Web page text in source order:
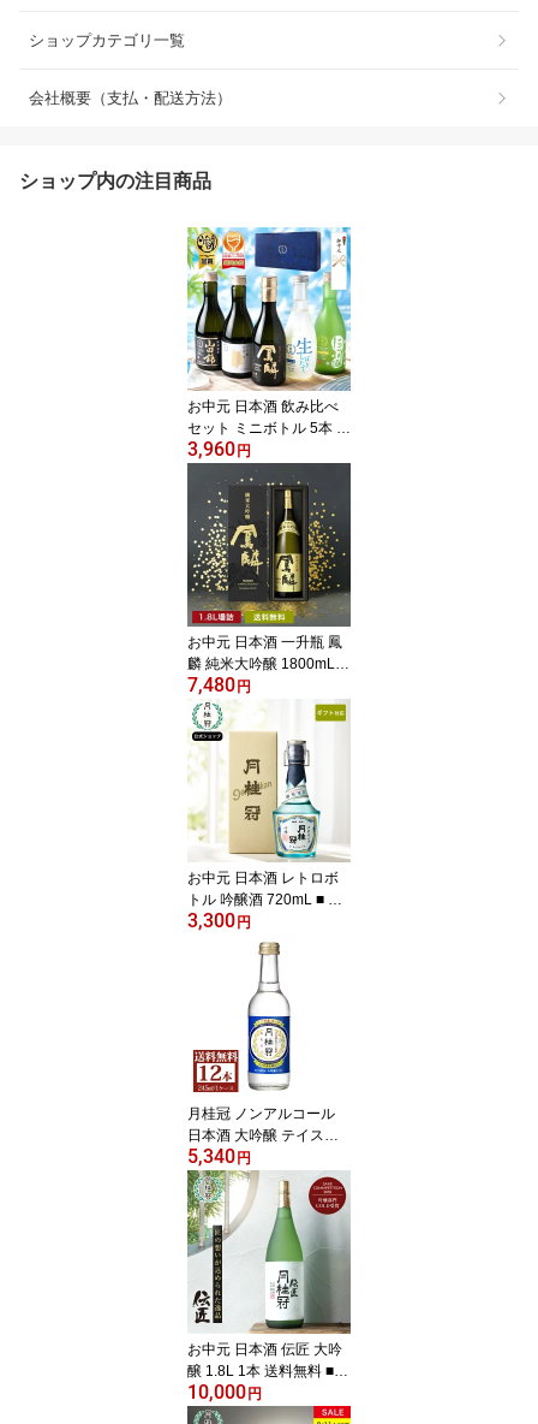
ショップカテゴリ一覧
会社概要（支払・配送方法）
ショップ内の注目商品
お中元 日本酒 飲み比べ
セット ミニボトル 5本 金
賞受賞 純米大吟醸 厳選 ■
月桂冠公式 御中元 中元
のし カード 誕生日 異動
転勤 退職祝い 送別会 ギ
フト プレゼント 清酒 日
本酒セット お祝い 飲み
くらべ 辛口 甘口 京都 酒
蔵直送 敬老の日
3,960 円
お中元 日本酒 一升瓶 鳳
麟 純米大吟醸 1800mL 1.
8L 一升 酒蔵直送 ■ 月桂
冠公式 誕生日 ギフト プ
レゼント 贈り物 酒 お酒
清酒 のし ラッピング 包
装 カード 五百万石 プレ
ミアム 内祝い 還暦 高級
酒 御礼 御祝 お祝い 京都
伏見 敬老の日
7,480 円
お中元 日本酒 レトロボ
トル 吟醸酒 720mL ■ 月
桂冠公式 人気 酒 お酒 清
酒 甘口 京都 大倉記念館
記念館 販路限定 伏見 吟
醸 明治 昭和 ボトル 瓶 贈
り物 ギフト プレゼント
のし 包装 カード お猪口
グラス 贈答 内祝い 還暦
ご挨拶 御祝 敬老の日
3,300 円
月桂冠 ノンアルコール
日本酒 大吟醸 テイスト 2
45mL×12本 1ケース ス
ペシャルフリー 送料無料
■ 月桂冠公式 健康 ノンア
ル 飲料 糖質ゼロ 糖質オ
フ 休肝日 糖質制限 日本
酒テイスト フルーティ
5,340 円
お中元 日本酒 伝匠 大吟
醸 1.8L 1本 送料無料 ■
月桂冠公式 ギフト 人気
酒 お酒 清酒 一升瓶 プレ
10,000 円